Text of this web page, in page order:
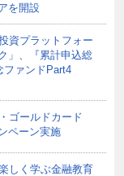
を開設
資プラットフォー
」、『累計申込総
ファンドPart4
ゴールドカード
ペーン実施
しく学ぶ金融教育